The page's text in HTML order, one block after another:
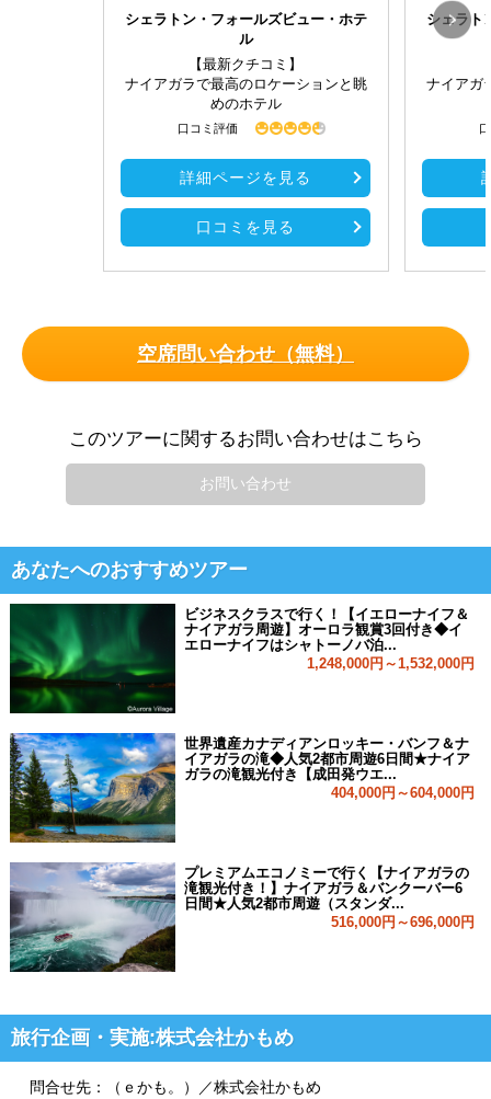
シェラトン・フォールズビュー・ホテ
ル
【最新クチコミ】
ナイアガラで最高のロケーションと眺
めのホテル
口コミ評価
詳細ページを見る
口コミを見る
シェラト
ナイアガ
空席問い合わせ（無料）
このツアーに関するお問い合わせはこちら
お問い合わせ
あなたへのおすすめツアー
ビジネスクラスで行く！【イエローナイフ＆
ナイアガラ周遊】オーロラ観賞3回付き◆イ
エローナイフはシャトーノバ泊...
1,248,000円～1,532,000円
世界遺産カナディアンロッキー・バンフ＆ナ
イアガラの滝◆人気2都市周遊6日間★ナイア
ガラの滝観光付き【成田発ウエ...
404,000円～604,000円
プレミアムエコノミーで行く【ナイアガラの
滝観光付き！】ナイアガラ＆バンクーバー6
日間★人気2都市周遊（スタンダ...
516,000円～696,000円
旅行企画・実施:株式会社かもめ
問合せ先：（ｅかも。）／株式会社かもめ